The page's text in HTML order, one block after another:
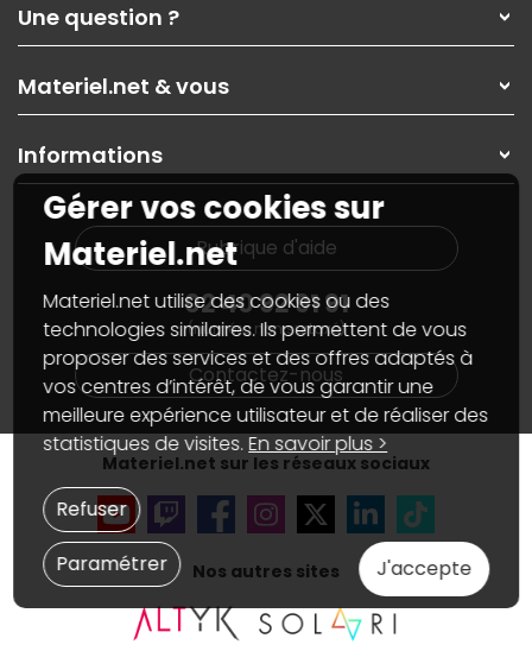
Nos services
Les magasins Materiel.net
Nos solutions pour les pros
Contactez-nous
Une question ?
Paiement, livraison
Garanties,Pack Zen
SAV, demander un retour
Informations
Guides d'achats et tutoriels
Materiel.net & vous
On rachète votre carte graphique
PC sur mesure : Votre RDV personnalisé
Notre démarche écologique
Materiel.net recrute
Notre programme d'affiliation
Partenariat & Sponsoring
Informations
Plan du site
Nos marques
Conditions générales de vente
Informations légales
Données personnellesetcookies
Gérer vos cookies
Accessibilité : non conforme
Rubrique d'aide
02 40 92 91 91
(numéro non surtaxé)
Contactez-nous
Materiel.net sur les réseaux sociaux
Nos autres sites
Gérer vos cookies sur
Materiel.net
Materiel.net utilise des cookies ou des
technologies similaires. Ils permettent de vous
proposer des services et des offres adaptés à
vos centres d’intérêt, de vous garantir une
meilleure expérience utilisateur et de réaliser des
statistiques de visites.En savoir plus >
J'accepte
Paramétrer
Refuser